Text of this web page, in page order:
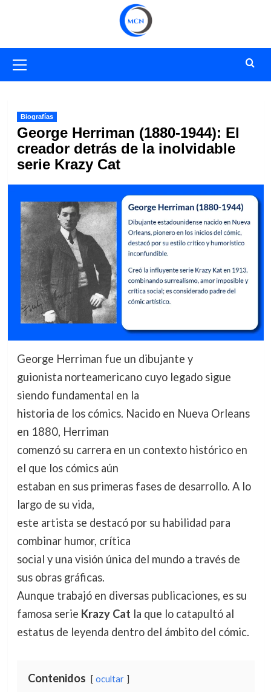
primario
Biografías
George Herriman (1880-1944): El
creador detrás de la inolvidable
serie Krazy Cat
George Herriman fue un dibujante y
guionista norteamericano cuyo legado sigue
siendo fundamental en la
historia de los cómics. Nacido en Nueva Orleans
en 1880, Herriman
comenzó su carrera en un contexto histórico en
el que los cómics aún
estaban en sus primeras fases de desarrollo. A lo
largo de su vida,
este artista se destacó por su habilidad para
combinar humor, crítica
social y una visión única del mundo a través de
sus obras gráficas.
Aunque trabajó en diversas publicaciones, es su
famosa serie Krazy Cat la que lo catapultó al
estatus de leyenda dentro del ámbito del cómic.
Contenidos ocultar